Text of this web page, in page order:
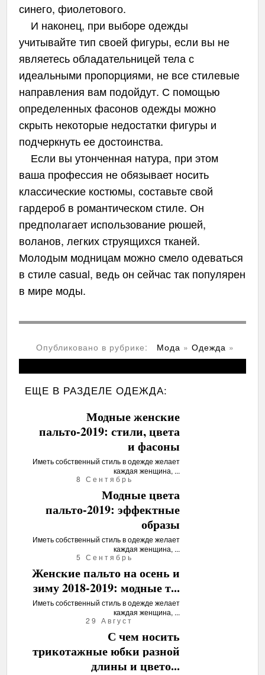
синего, фиолетового.
И наконец, при выборе одежды
учитывайте тип своей фигуры, если вы не
являетесь обладательницей тела с
идеальными пропорциями, не все стилевые
направления вам подойдут. С помощью
определенных фасонов одежды можно
скрыть некоторые недостатки фигуры и
подчеркнуть ее достоинства.
Если вы утонченная натура, при этом
ваша профессия не обязывает носить
классические костюмы, составьте свой
гардероб в романтическом стиле. Он
предполагает использование рюшей,
воланов, легких струящихся тканей.
Молодым модницам можно смело одеваться
в стиле casual, ведь он сейчас так популярен
в мире моды.
Опубликовано в рубрике: Мода » Одежда »
ЕЩЕ В РАЗДЕЛЕОДЕЖДА:
Модные женские
пальто-2019: стили, цвета
и фасоны
Иметь собственный стиль в одежде желает
каждая женщина, ...
8 Сентябрь
Модные цвета
пальто-2019: эффектные
образы
Иметь собственный стиль в одежде желает
каждая женщина, ...
5 Сентябрь
Женские пальто на осень и
зиму 2018-2019: модные т...
Иметь собственный стиль в одежде желает
каждая женщина, ...
29 Август
С чем носить
трикотажные юбки разной
длины и цвето...